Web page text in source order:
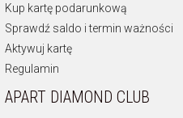
Kup kartę podarunkową
Sprawdź saldo i termin ważności
Aktywuj kartę
Regulamin
APART DIAMOND CLUB